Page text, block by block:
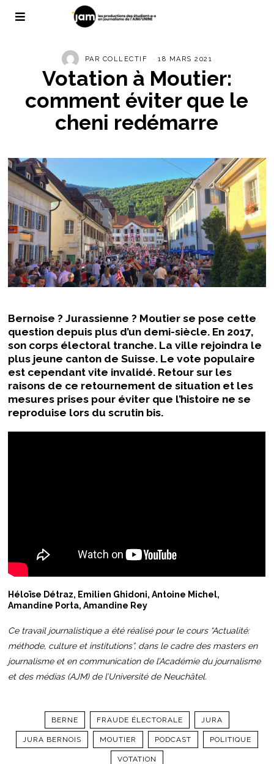
PAR COLLECTIF 18 MARS 2021
Votation à Moutier:
comment éviter que le
cheni redémarre
Bernoise ? Jurassienne ? Moutier se pose cette
question depuis plus d’un demi-siècle. En 2017,
son corps électoral tranche. La ville rejoindra le
plus jeune canton de Suisse. Le vote populaire
est cependant vite invalidé. Retour sur les
raisons de ce retournement de situation et les
mesures prises pour éviter que l’histoire ne se
reproduise lors du scrutin bis.
Héloïse Détraz, Emilien Ghidoni, Antoine Michel,
Amandine Porta, Amandine Rey
Ce travail journalistique a été réalisé pour le cours “Actualité:
méthode, culture et institutions”, dans le cadre des masters en
journalisme et en communication de l’Académie du journalisme
et des médias (AJM) de l’Université de Neuchâtel.
BERNE FRAUDE ÉLECTORALE JURA
JURA BERNOIS MOUTIER PODCAST POLITIQUE
VOTATION